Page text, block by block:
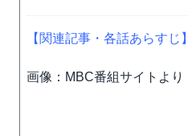
【関連記事・各話あらすじ】
画像：MBC番組サイトより